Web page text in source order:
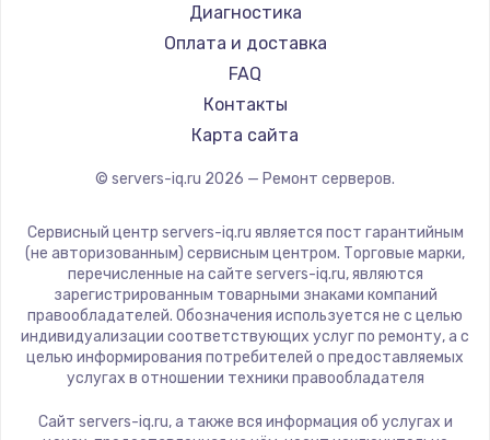
Диагностика
Оплата и доставка
FAQ
Контакты
Карта сайта
© servers-iq.ru 2026 — Ремонт серверов.
Сервисный центр servers-iq.ru является пост гарантийным
(не авторизованным) сервисным центром. Торговые марки,
перечисленные на сайте servers-iq.ru, являются
зарегистрированным товарными знаками компаний
правообладателей. Обозначения используется не с целью
индивидуализации соответствующих услуг по ремонту, а с
целью информирования потребителей о предоставляемых
услугах в отношении техники правообладателя
Сайт servers-iq.ru, а также вся информация об услугах и